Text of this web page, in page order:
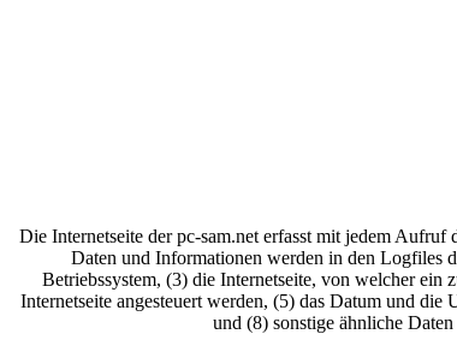
Die Internetseite der pc-sam.net erfasst mit jedem
Daten und Informationen werden in den Logfiles
Betriebssystem, (3) die Internetseite, von welcher ein
Internetseite angesteuert werden, (5) das Datum und
und (8) sonstige ähnliche